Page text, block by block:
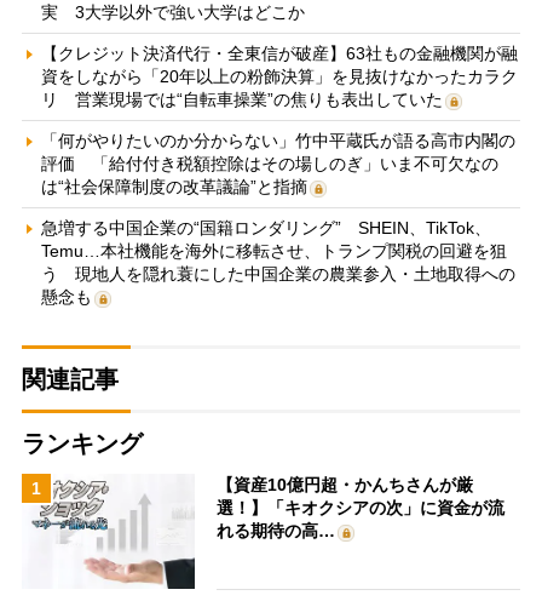
実 3大学以外で強い大学はどこか
【クレジット決済代行・全東信が破産】63社もの金融機関が融
資をしながら「20年以上の粉飾決算」を見抜けなかったカラク
リ 営業現場では“自転車操業”の焦りも表出していた
「何がやりたいのか分からない」竹中平蔵氏が語る高市内閣の
評価 「給付付き税額控除はその場しのぎ」いま不可欠なの
は“社会保障制度の改革議論”と指摘
急増する中国企業の“国籍ロンダリング” SHEIN、TikTok、
Temu…本社機能を海外に移転させ、トランプ関税の回避を狙
う 現地人を隠れ蓑にした中国企業の農業参入・土地取得への
懸念も
関連記事
ランキング
1
【資産10億円超・かんちさんが厳
選！】「キオクシアの次」に資金が流
れる期待の高…